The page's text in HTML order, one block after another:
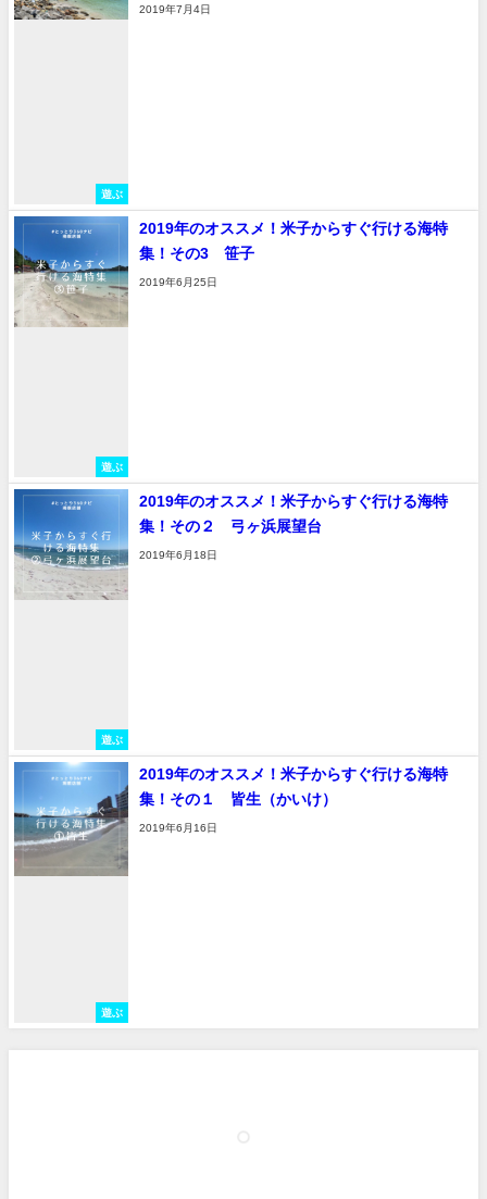
遊ぶ
2019年7月4日
遊ぶ
2019年のオススメ！米子からすぐ行ける海特
集！その3 笹子
2019年6月25日
遊ぶ
2019年のオススメ！米子からすぐ行ける海特
集！その２ 弓ヶ浜展望台
2019年6月18日
遊ぶ
2019年のオススメ！米子からすぐ行ける海特
集！その１ 皆生（かいけ）
2019年6月16日